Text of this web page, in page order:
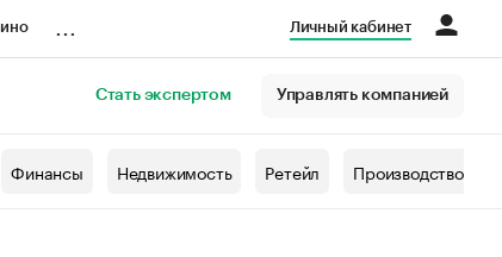
Личный кабинет
Стать экспертом Управлять компанией
Финансы Недвижимость Ретейл Производство